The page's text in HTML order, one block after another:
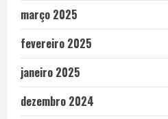
março 2025
fevereiro 2025
janeiro 2025
dezembro 2024